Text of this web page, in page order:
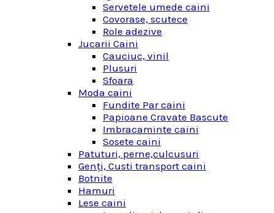
Servetele umede caini
Covorase, scutece
Role adezive
Jucarii Caini
Cauciuc, vinil
Plusuri
Sfoara
Moda caini
Fundite Par caini
Papioane Cravate Bascute
Imbracaminte caini
Sosete caini
Patuturi, perne,culcusuri
Genţi, Custi transport caini
Botnite
Hamuri
Lese caini